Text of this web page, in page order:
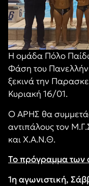
Η ομάδα Πόλο
Φάση του
ξεκινά την
Κυριακή 16/01.
Ο ΑΡΗΣ θα
αντιπάλους τον
και Χ.Α.Ν.Θ.
Το πρόγραμμα των
1η αγωνιστική,